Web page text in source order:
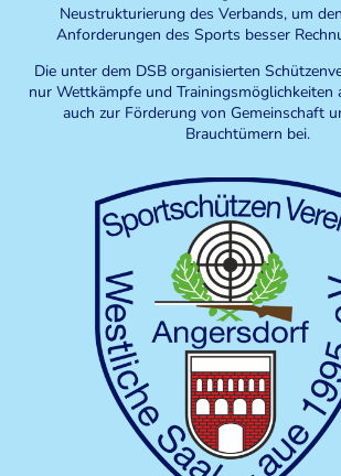
Neustrukturierung des Verbands, um
Anforderungen des Sports besser
Die unter dem DSB organisierten
nur Wettkämpfe und Trainingsmöglichkeiten
auch zur Förderung von Gemeinschaft
Brauchtümern bei.